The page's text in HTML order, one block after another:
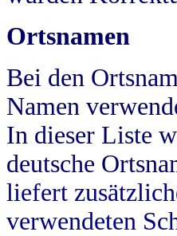
Ortsnamen
Bei den
Namen
In dieser Liste
deutsche
liefert
verwendeten